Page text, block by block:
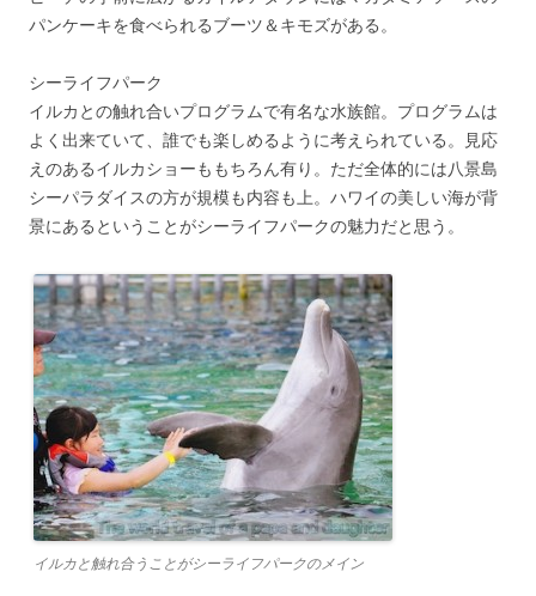
パンケーキを食べられるブーツ＆キモズがある。
シーライフパーク
イルカとの触れ合いプログラムで有名な水族館。プログラムは
よく出来ていて、誰でも楽しめるように考えられている。見応
えのあるイルカショーももちろん有り。ただ全体的には八景島
シーパラダイスの方が規模も内容も上。ハワイの美しい海が背
景にあるということがシーライフパークの魅力だと思う。
イルカと触れ合うことがシーライフパークのメイン